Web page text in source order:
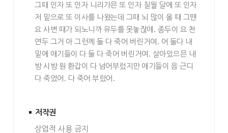
그때 인자 또 인자 니리가믄 또 인자 칠월 달에 또 인자
저 밑으로 또 이사를 나왔는데 그때 뇌 많이 올 때 그땐
요 사변 때가 되노니까 유두를 못놓잖애 . 종두이 요 천
연두 그거 아 그런께 둘 다 죽어 버린거여 . 어 둘다 내
밑에 애기들이 다 둘 다 죽어 버린거여 . 살아있으믄 내
방 시방 뭔 환갑이 다 넘어부렀지만 애기들이 음 근디
다 죽었어 . 다 죽어 부렀어 .
저작권
상업적 사용 금지